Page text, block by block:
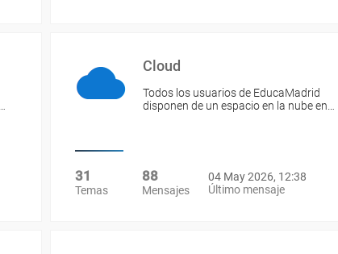
Cloud
Todos los usuarios de EducaMadrid
disponen de un espacio en la nube en…
31
Temas
88
Mensajes
04 May 2026, 12:38
Último mensaje